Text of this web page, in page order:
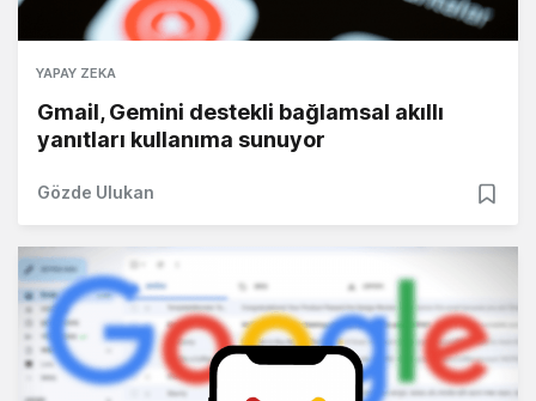
YAPAY ZEKA
Gmail, Gemini destekli bağlamsal akıllı
yanıtları kullanıma sunuyor
Gözde Ulukan